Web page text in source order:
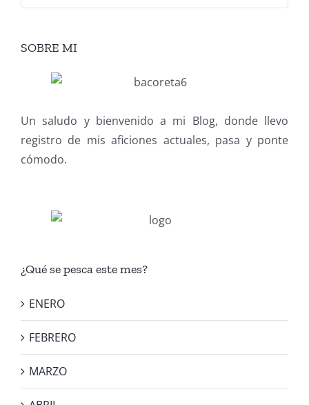
SOBRE MI
Un saludo y bienvenido a mi Blog, donde llevo
registro de mis aficiones actuales, pasa y ponte
cómodo.
¿Qué se pesca este mes?
ENERO
FEBRERO
MARZO